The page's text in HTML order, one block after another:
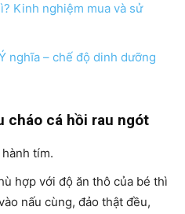
Kinh nghiệm mua và sử
nghĩa – chế độ dinh dưỡng
cháo cá hồi rau ngót
tím.
hợp với độ ăn thô của bé thì
nấu cùng, đảo thật đều,